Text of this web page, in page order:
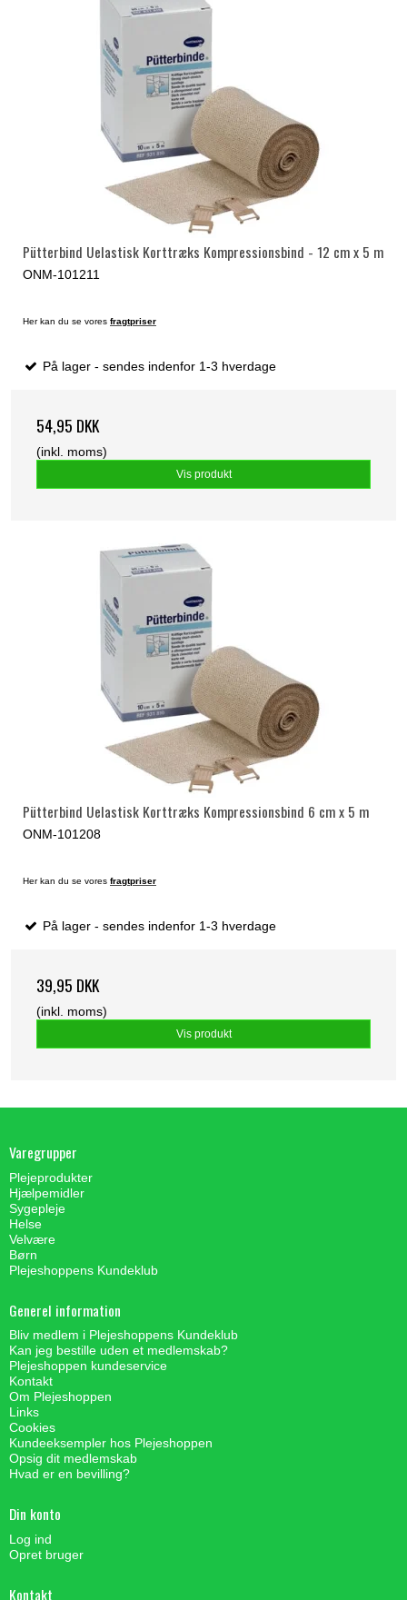
Pütterbind Uelastisk Korttræks Kompressionsbind - 12 cm x 5 m
ONM-101211
Her kan du se vores fragtpriser
På lager - sendes indenfor 1-3 hverdage
54,95 DKK
(inkl. moms)
Vis produkt
Pütterbind Uelastisk Korttræks Kompressionsbind 6 cm x 5 m
ONM-101208
Her kan du se vores fragtpriser
På lager - sendes indenfor 1-3 hverdage
39,95 DKK
(inkl. moms)
Vis produkt
Varegrupper
Plejeprodukter
Hjælpemidler
Sygepleje
Helse
Velvære
Børn
Plejeshoppens Kundeklub
Generel information
Bliv medlem i Plejeshoppens Kundeklub
Kan jeg bestille uden et medlemskab?
Plejeshoppen kundeservice
Kontakt
Om Plejeshoppen
Links
Cookies
Kundeeksempler hos Plejeshoppen
Opsig dit medlemskab
Hvad er en bevilling?
Din konto
Log ind
Opret bruger
Kontakt